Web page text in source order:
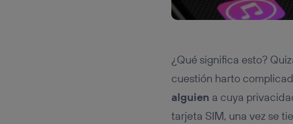
¿Qué significa esto?
cuestión harto
alguien a cuya
tarjeta SIM, una vez se